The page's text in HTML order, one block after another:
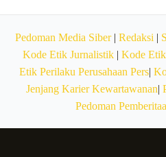
Pedoman Media Siber| Redaksi |
Kode Etik Jurnalistik| Kode Etik
Etik Perilaku Perusahaan Pers|
Jenjang Karier Kewartawanan|
Pedoman